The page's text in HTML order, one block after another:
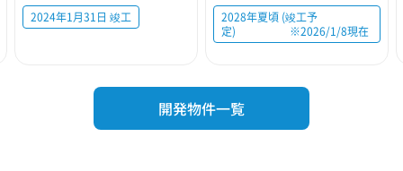
2024年1月31日 竣工
2028年夏頃 (竣工予
定) ※2026/1/8現在
開発物件一覧